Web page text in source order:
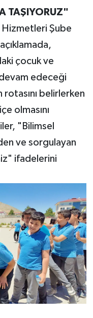
TAŞIYORUZ"
Hizmetleri Şube
çocuk ve
edeceği
belirlerken
olmasını
"Bilimsel
ve sorgulayan
ifadelerini